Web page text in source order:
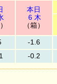
本日
6 木
（箱）
-1.6
-0.2